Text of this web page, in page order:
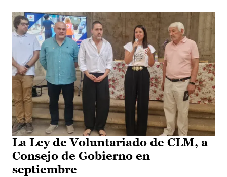
La Ley de Voluntariado de CLM, a
Consejo de Gobierno en
septiembre